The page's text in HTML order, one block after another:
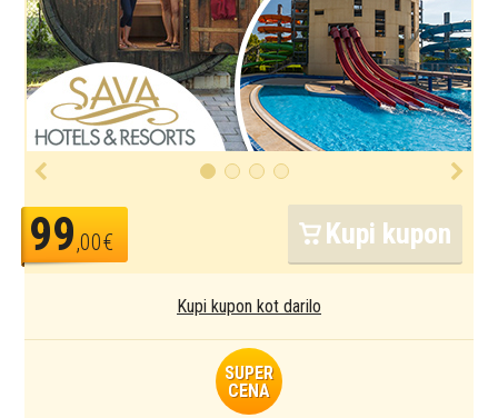
99,00€ Kupi kupon
Kupi kupon kot darilo
SUPER
CENA